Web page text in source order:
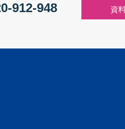
912-948 資